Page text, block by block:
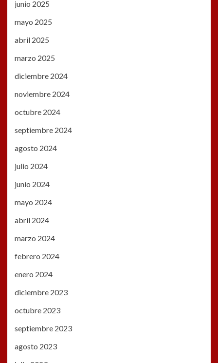
junio 2025
mayo 2025
abril 2025
marzo 2025
diciembre 2024
noviembre 2024
octubre 2024
septiembre 2024
agosto 2024
julio 2024
junio 2024
mayo 2024
abril 2024
marzo 2024
febrero 2024
enero 2024
diciembre 2023
octubre 2023
septiembre 2023
agosto 2023